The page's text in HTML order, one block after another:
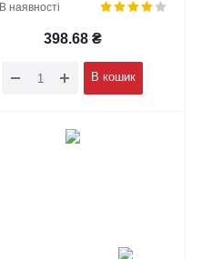
В наявності
398.68₴
В кошик